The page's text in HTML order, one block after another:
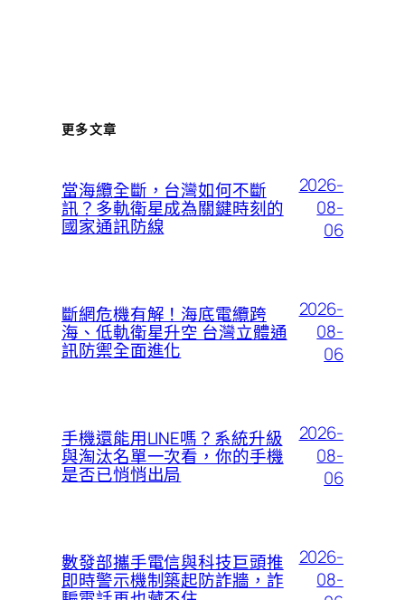
更多文章
當海纜全斷，台灣如何不斷
訊？多軌衛星成為關鍵時刻的
國家通訊防線
2026-
08-
06
斷網危機有解！海底電纜跨
海、低軌衛星升空 台灣立體通
訊防禦全面進化
2026-
08-
06
手機還能用LINE嗎？系統升級
與淘汰名單一次看，你的手機
是否已悄悄出局
2026-
08-
06
數發部攜手電信與科技巨頭推
即時警示機制築起防詐牆，詐
2026-
08-